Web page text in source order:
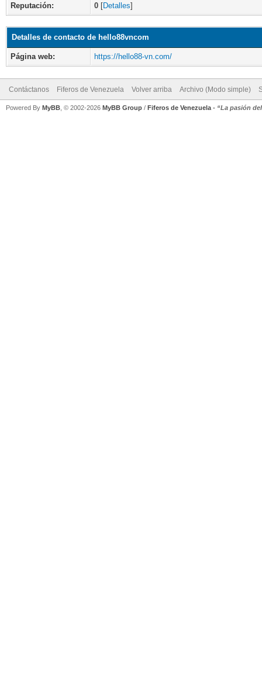
Reputación: 0 [Detalles]
Detalles de contacto de hello88vncom
Página web: https://hello88-vn.com/
Contáctanos Fiferos de Venezuela Volver arriba Archivo (Modo simple)
Powered By MyBB , © 2002-2026 MyBB Group / Fiferos de Venezuela - “La pasión